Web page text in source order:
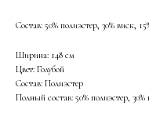
Состав: 50% полиэстер, 30% виск,
Ширина: 148 см
Цвет: Голубой
Состав: Полиэстер
Полный состав: 50% полиэстер,